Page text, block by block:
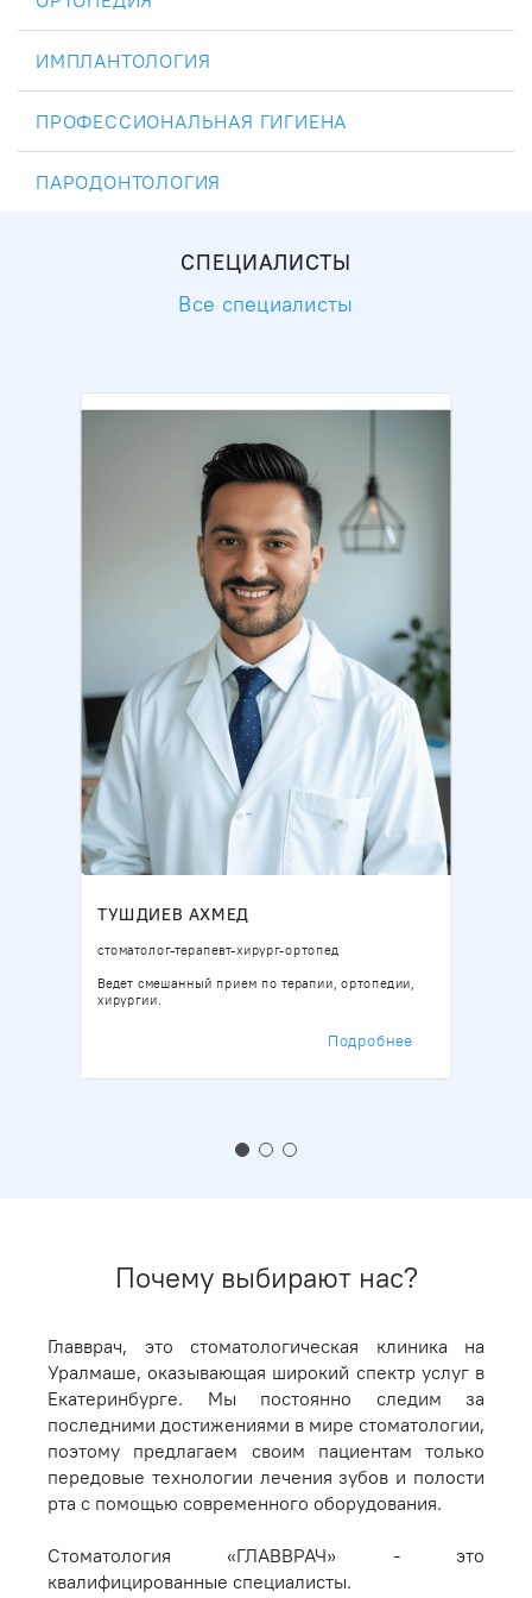
ИМПЛАНТОЛОГИЯ
ПРОФЕССИОНАЛЬНАЯ ГИГИЕНА
ПАРОДОНТОЛОГИЯ
СПЕЦИАЛИСТЫ
Все специалисты
ТУШДИЕВ АХМЕД
стоматолог-терапевт-хирург-ортопед
Ведет смешанный прием по терапии, ортопедии,
хирургии.
Подробнее
Почему выбирают нас?
Главврач, это стоматологическая клиника на
Уралмаше, оказывающая широкий спектр услуг в
Екатеринбурге. Мы постоянно следим за
последними достижениями в мире стоматологии,
поэтому предлагаем своим пациентам только
передовые технологии лечения зубов и полости
рта с помощью современного оборудования.
Стоматология «ГЛАВВРАЧ» - это
квалифицированные специалисты.